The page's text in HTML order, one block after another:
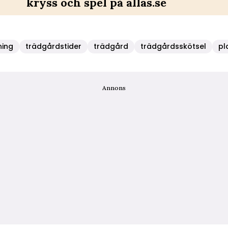
trädgårdstider trädgård trädgårdsskötsel
Annons